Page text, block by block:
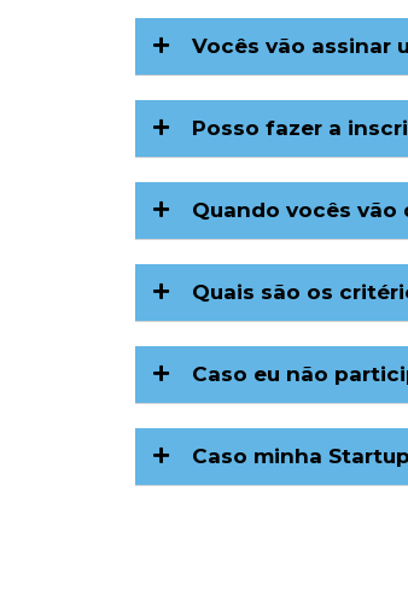
Vocês vão assinar
Posso fazer a
Quando vocês vão
Quais são os
Caso eu não
Caso minha